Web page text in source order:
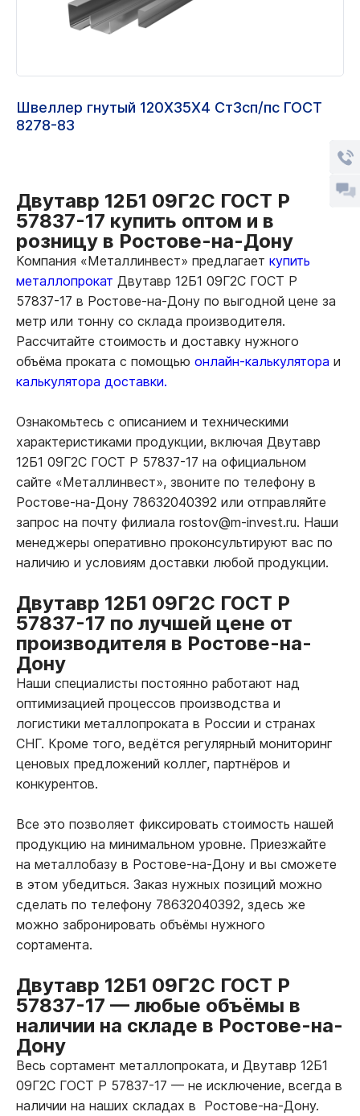
Швеллер гнутый 120Х35Х4 Ст3сп/пс ГОСТ
8278-83
Двутавр 12Б1 09Г2С ГОСТ Р
57837-17 купить оптом и в
розницу в Ростове-на-Дону
Компания «Металлинвест» предлагает купить
металлопрокат Двутавр 12Б1 09Г2С ГОСТ Р
57837-17 в Ростове-на-Дону по выгодной цене за
метр или тонну со склада производителя.
Рассчитайте стоимость и доставку нужного
объёма проката с помощью онлайн-калькулятора и
калькулятора доставки.
Ознакомьтесь с описанием и техническими
характеристиками продукции, включая Двутавр
12Б1 09Г2С ГОСТ Р 57837-17 на официальном
сайте «Металлинвест», звоните по телефону в
Ростове-на-Дону 78632040392 или отправляйте
запрос на почту филиала rostov@m-invest.ru. Наши
менеджеры оперативно проконсультируют вас по
наличию и условиям доставки любой продукции.
Двутавр 12Б1 09Г2С ГОСТ Р
57837-17 по лучшей цене от
производителя в Ростове-на-
Дону
Наши специалисты постоянно работают над
оптимизацией процессов производства и
логистики металлопроката в России и странах
СНГ. Кроме того, ведётся регулярный мониторинг
ценовых предложений коллег, партнёров и
конкурентов.
Все это позволяет фиксировать стоимость нашей
продукцию на минимальном уровне. Приезжайте
на металлобазу в Ростове-на-Дону и вы сможете
в этом убедиться. Заказ нужных позиций можно
сделать по телефону 78632040392, здесь же
можно забронировать объёмы нужного
сортамента.
Двутавр 12Б1 09Г2С ГОСТ Р
57837-17 — любые объёмы в
наличии на складе в Ростове-на-
Дону
Весь сортамент металлопроката, и Двутавр 12Б1
09Г2С ГОСТ Р 57837-17 — не исключение, всегда в
наличии на наших складах в Ростове-на-Дону.